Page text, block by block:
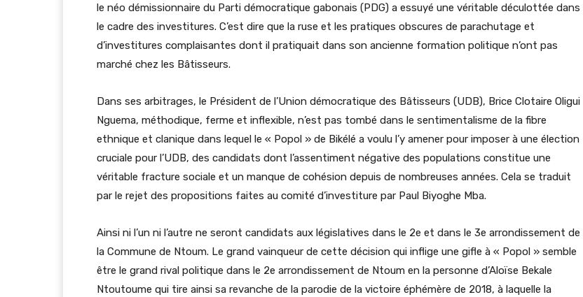
le néo démissionnaire du Parti démocratique gabonais (PDG) a essuyé une véritable déculottée dans
le cadre des investitures. C’est dire que la ruse et les pratiques obscures de parachutage et
d’investitures complaisantes dont il pratiquait dans son ancienne formation politique n’ont pas
marché chez les Bâtisseurs.
Dans ses arbitrages, le Président de l’Union démocratique des Bâtisseurs (UDB), Brice Clotaire Oligui
Nguema, méthodique, ferme et inflexible, n’est pas tombé dans le sentimentalisme de la fibre
ethnique et clanique dans lequel le « Popol » de Bikélé a voulu l’y amener pour imposer à une élection
cruciale pour l’UDB, des candidats dont l’assentiment négative des populations constitue une
véritable fracture sociale et un manque de cohésion depuis de nombreuses années. Cela se traduit
par le rejet des propositions faites au comité d’investiture par Paul Biyoghe Mba.
Ainsi ni l’un ni l’autre ne seront candidats aux législatives dans le 2e et dans le 3e arrondissement de
la Commune de Ntoum. Le grand vainqueur de cette décision qui inflige une gifle à « Popol » semble
être le grand rival politique dans le 2e arrondissement de Ntoum en la personne d’Aloïse Bekale
Ntoutoume qui tire ainsi sa revanche de la parodie de la victoire éphémère de 2018, à laquelle la